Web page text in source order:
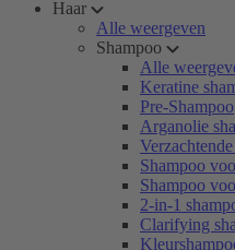
Haar
Alle weergeven
Shampoo
Alle
Keratine
Pre-Shampoo
Arganolie
Shampoo
Shampoo
2-in-1
Clarifying